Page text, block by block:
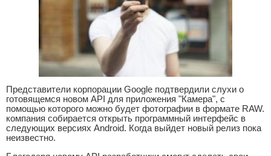
Представители корпорации Google подтвердили слухи о
готовящемся новом API для приложения "Камера", с
помощью которого можно будет фотографии в формате RAW.
компания собирается открыть программный интерфейс в
следующих версиях Android. Когда выйдет новый релиз пока
неизвестно.